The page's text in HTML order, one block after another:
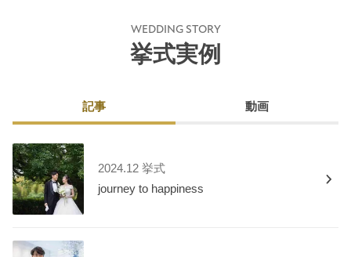
WEDDING STORY
挙式実例
記事 動画
2024.12 挙式
journey to happiness